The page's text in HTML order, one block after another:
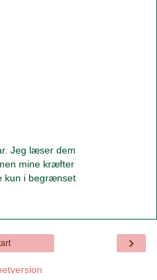
Jeg læser dem
mine kræfter
kun i begrænset
›